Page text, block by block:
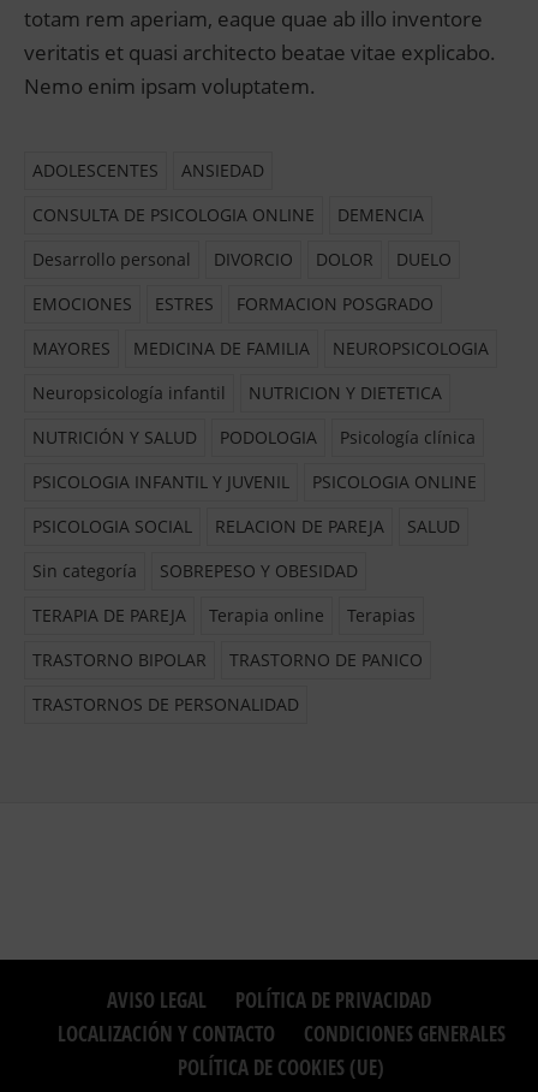
totam rem aperiam, eaque quae ab illo inventore
veritatis et quasi architecto beatae vitae explicabo.
Nemo enim ipsam voluptatem.
ADOLESCENTES
ANSIEDAD
CONSULTA DE PSICOLOGIA ONLINE
DEMENCIA
Desarrollo personal
DIVORCIO DOLOR
DUELO
EMOCIONES
ESTRES
FORMACION POSGRADO
MAYORES
MEDICINA DE FAMILIA
NEUROPSICOLOGIA
Neuropsicología infantil
NUTRICION Y DIETETICA
NUTRICIÓN Y SALUD
PODOLOGIA
Psicología clínica
PSICOLOGIA INFANTIL Y JUVENIL
PSICOLOGIA ONLINE
PSICOLOGIA SOCIAL
RELACION DE PAREJA
SALUD
Sin categoría
SOBREPESO Y OBESIDAD
TERAPIA DE PAREJA
Terapia online
Terapias
TRASTORNO BIPOLAR
TRASTORNO DE PANICO
TRASTORNOS DE PERSONALIDAD
AVISO LEGAL
POLÍTICA DE PRIVACIDAD
LOCALIZACIÓN Y CONTACTO
CONDICIONES GENERALES
POLÍTICA DE COOKIES (UE)